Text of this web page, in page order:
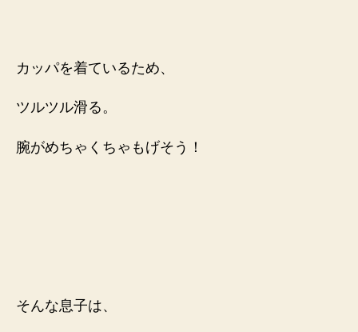
カッパを着ているため、
ツルツル滑る。
腕がめちゃくちゃもげそう！
そんな息子は、